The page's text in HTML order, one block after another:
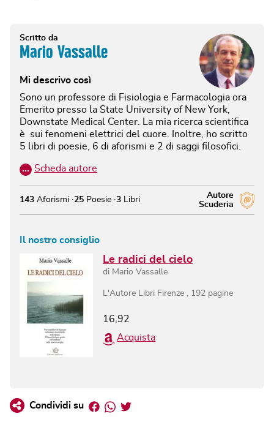
Scritto da
Mario Vassalle
Mi descrivo così
Sono un professore di Fisiologia e Farmacologia ora
Emerito presso la State University of New York,
Downstate Medical Center. La mia ricerca scientifica
è sui fenomeni elettrici del cuore. Inoltre, ho scritto
5 libri di poesie, 6 di aforismi e 2 di saggi filosofici.
… Scheda autore
Autore
Scuderia
143 Aforismi 25 Poesie 3 Libri
Il nostro consiglio
Le radici del cielo
di Mario Vassalle
L'Autore Libri Firenze 192 pagine
16,92
Acquista
Condividi su Facebook
Whatsapp
Twitter